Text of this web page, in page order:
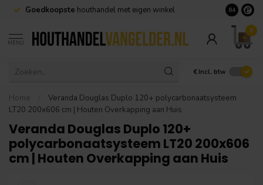
Goedkoopste houthandel met eigen winkel Geen
8.4
MENU
0
€ Incl. btw
Home
Veranda Douglas Duplo 120+ polycarbonaatsysteem
LT20 200x606 cm | Houten Overkapping aan Huis
Veranda Douglas Duplo 120+
polycarbonaatsysteem LT20 200x606
cm | Houten Overkapping aan Huis